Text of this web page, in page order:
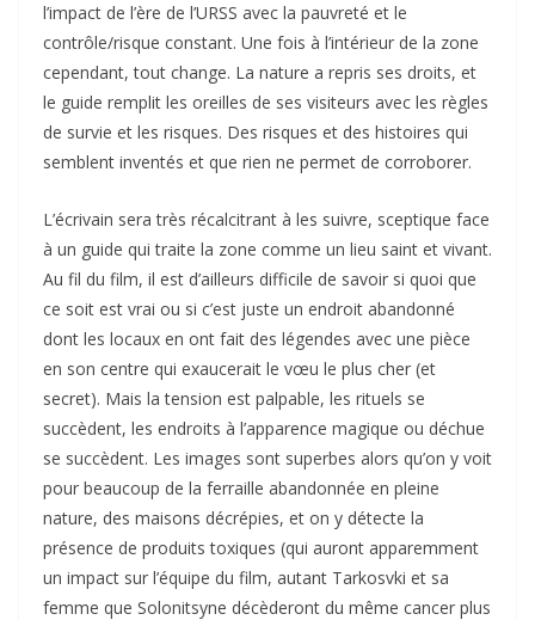
l’impact de l’ère de l’URSS avec la pauvreté et le
contrôle/risque constant. Une fois à l’intérieur de la zone
cependant, tout change. La nature a repris ses droits, et
le guide remplit les oreilles de ses visiteurs avec les règles
de survie et les risques. Des risques et des histoires qui
semblent inventés et que rien ne permet de corroborer.
L’écrivain sera très récalcitrant à les suivre, sceptique face
à un guide qui traite la zone comme un lieu saint et vivant.
Au fil du film, il est d’ailleurs difficile de savoir si quoi que
ce soit est vrai ou si c’est juste un endroit abandonné
dont les locaux en ont fait des légendes avec une pièce
en son centre qui exaucerait le vœu le plus cher (et
secret). Mais la tension est palpable, les rituels se
succèdent, les endroits à l’apparence magique ou déchue
se succèdent. Les images sont superbes alors qu’on y voit
pour beaucoup de la ferraille abandonnée en pleine
nature, des maisons décrépies, et on y détecte la
présence de produits toxiques (qui auront apparemment
un impact sur l’équipe du film, autant Tarkosvki et sa
femme que Solonitsyne décèderont du même cancer plus